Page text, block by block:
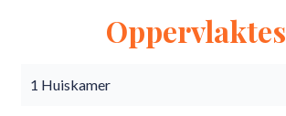
Oppervlaktes
1 Huiskamer